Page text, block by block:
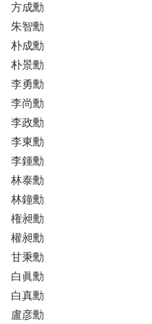
方成勳
朱智勳
朴成勳
朴景勳
李勇勳
李尚勳
李政勳
李東勳
李鍾勳
林泰勳
林鐘勳
権昶勳
權昶勳
甘秉勳
白眞勳
白真勳
盧彦勳